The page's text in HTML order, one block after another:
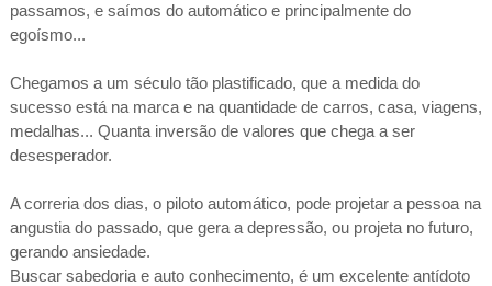
passamos, e saímos do automático e principalmente do
egoísmo...
Chegamos a um século tão plastificado, que a medida do
sucesso está na marca e na quantidade de carros, casa, viagens,
medalhas... Quanta inversão de valores que chega a ser
desesperador.
A correria dos dias, o piloto automático, pode projetar a pessoa na
angustia do passado, que gera a depressão, ou projeta no futuro,
gerando ansiedade.
Buscar sabedoria e auto conhecimento, é um excelente antídoto